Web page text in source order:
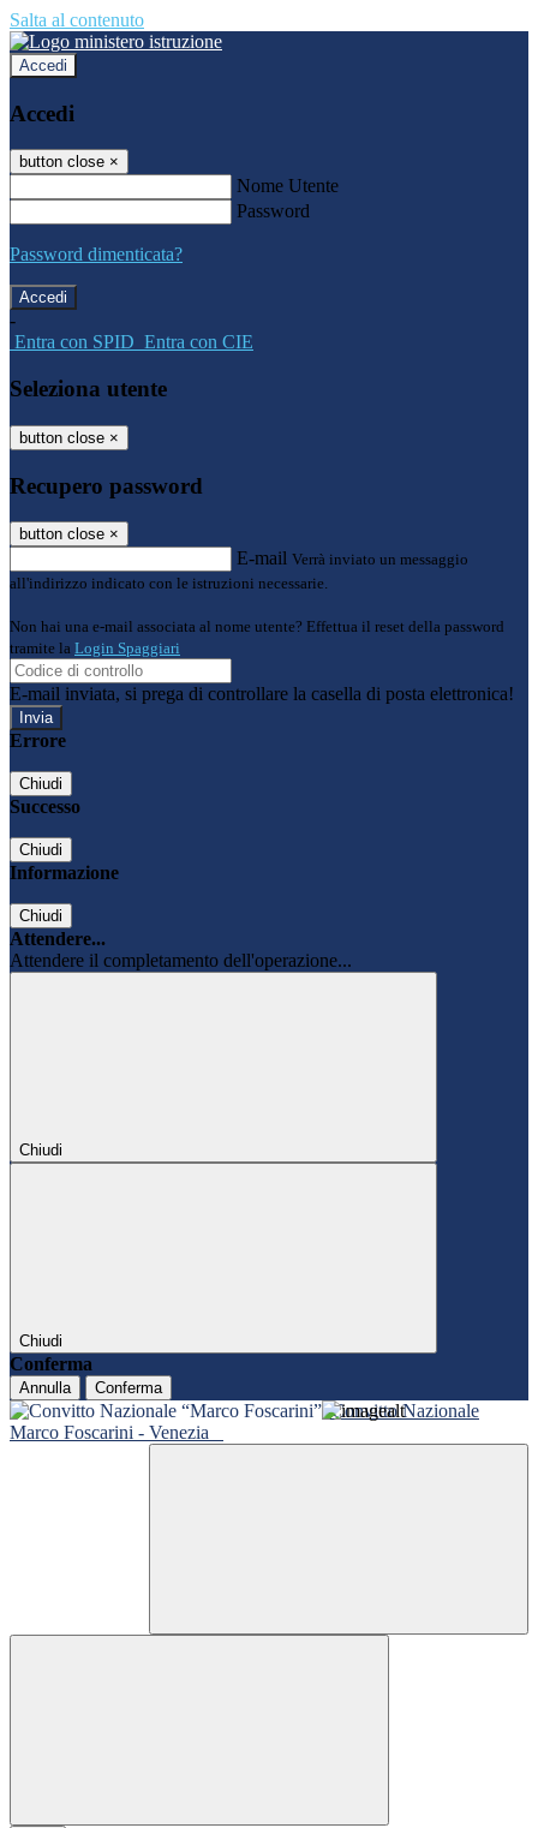
Salta al contenuto
Accedi
Accedi
button close ×
Nome Utente
Password
Password dimenticata?
-
Entra con SPID Entra con CIE
Seleziona utente
button close ×
Recupero password
button close ×
E-mail Verrà inviato un messaggio
all'indirizzo indicato con le istruzioni necessarie.
Non hai una e-mail associata al nome utente? Effettua il reset della password
tramite la Login Spaggiari
E-mail inviata, si prega di controllare la casella di posta elettronica!
Errore
Chiudi
Successo
Chiudi
Informazione
Chiudi
Attendere...
Attendere il completamento dell'operazione...
Chiudi
Chiudi
Conferma
Annulla Conferma
Convitto Nazionale
Marco Foscarini - Venezia